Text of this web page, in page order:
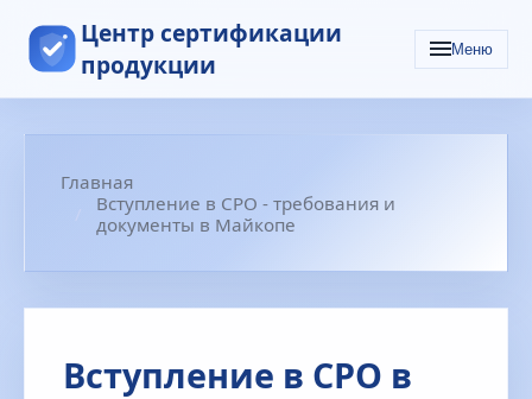
Центр сертификации
продукции
Меню
Главная
Вступление в СРО - требования и
документы в Майкопе
Вступление в СРО в